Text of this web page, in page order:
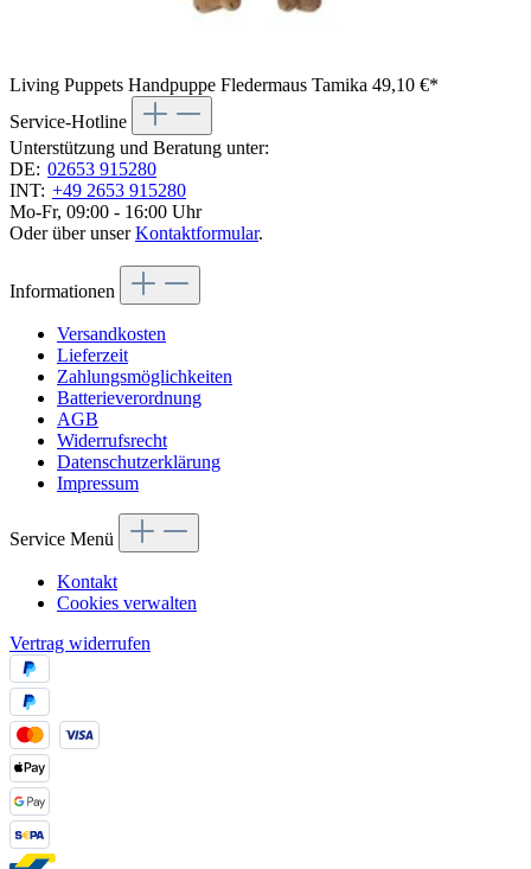
Living Puppets Handpuppe Fledermaus Tamika 49,10 €*
Service-Hotline
Unterstützung und Beratung unter:
DE: 02653 915280
INT: +49 2653 915280
Mo-Fr, 09:00 - 16:00 Uhr
Oder über unserKontaktformular.
Informationen
Versandkosten
Lieferzeit
Zahlungsmöglichkeiten
Batterieverordnung
AGB
Widerrufsrecht
Datenschutzerklärung
Impressum
Service Menü
Kontakt
Cookies verwalten
Vertrag widerrufen